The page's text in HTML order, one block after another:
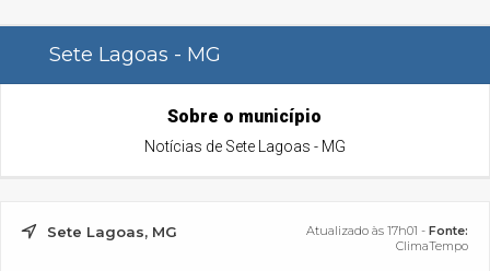
Sete Lagoas - MG
Sobre o município
Notícias de Sete Lagoas - MG
Sete Lagoas, MG Atualizado às 17h01 - Fonte:
ClimaTempo